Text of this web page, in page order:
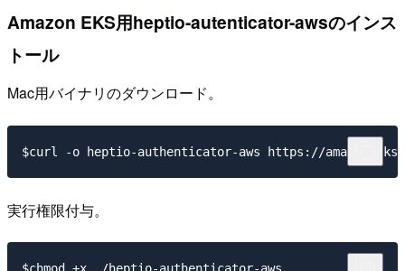
Amazon EKS用heptio-autenticator-awsのインス
トール
Mac用バイナリのダウンロード。
実行権限付与。